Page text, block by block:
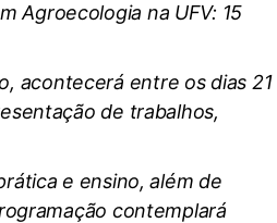
Agroecologia na UFV: 15
acontecerá entre os dias 21
de trabalhos,
e ensino, além de
contemplará